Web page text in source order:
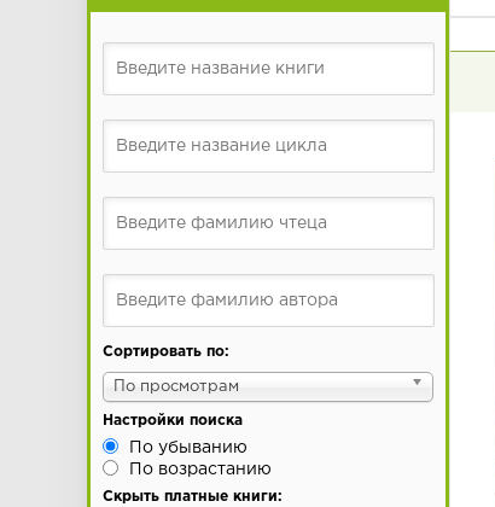
Сортировать по:
По просмотрам
Настройки поиска
По убыванию
По возрастанию
Скрыть платные книги: